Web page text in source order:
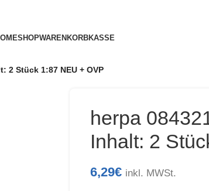
SHOPWARENKORBKASSE
2 Stück 1:87 NEU + OVP
herpa
Inhalt: 2
6,29€ inkl. MWSt.